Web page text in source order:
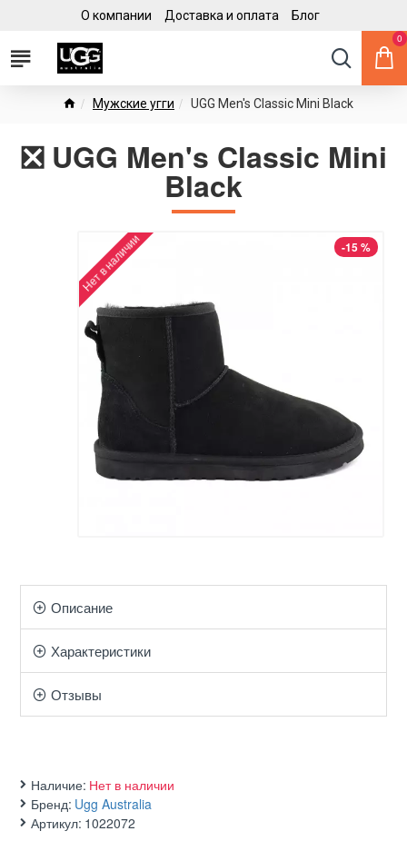
О компании Доставка и оплата Блог
0
Мужские угги UGG Men's Classic Mini Black
❎ UGG Men's Classic Mini
Black
-15 %
Нет в наличии
Описание
Характеристики
Отзывы
Наличие: Нет в наличии
Бренд: Ugg Australia
Артикул: 1022072